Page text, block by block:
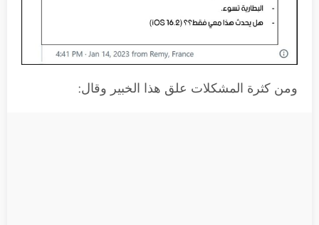
ومن كثرة المشكلات علق هذا الخبير وقال: